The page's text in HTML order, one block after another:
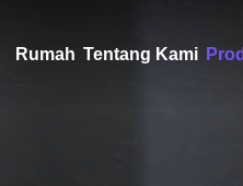
Rumah Tentang Kami